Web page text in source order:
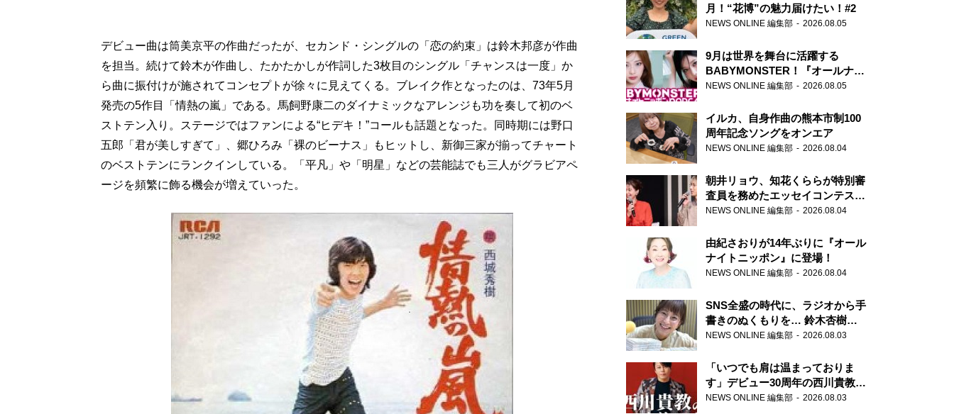
デビュー曲は筒美京平の作曲だったが、セカンド・シングルの「恋の約束」は鈴木邦彦が作曲
を担当。続けて鈴木が作曲し、たかたかしが作詞した3枚目のシングル「チャンスは一度」か
ら曲に振付けが施されてコンセプトが徐々に見えてくる。ブレイク作となったのは、73年5月
発売の5作目「情熱の嵐」である。馬飼野康二のダイナミックなアレンジも功を奏して初のベ
ストテン入り。ステージではファンによる“ヒデキ！”コールも話題となった。同時期には野口
五郎「君が美しすぎて」、郷ひろみ「裸のビーナス」もヒットし、新御三家が揃ってチャート
のベストテンにランクインしている。「平凡」や「明星」などの芸能誌でも三人がグラビアペ
ージを頻繁に飾る機会が増えていった。
月！“花博”の魅力届けたい！#2
NEWS ONLINE 編集部 2026.08.05
9月は世界を舞台に活躍する
BABYMONSTER！『オールナイ
トニッポンPODCAST』月替わり
NEWS ONLINE 編集部 2026.08.05
イルカ、自身作曲の熊本市制100
周年記念ソングをオンエア
NEWS ONLINE 編集部 2026.08.04
朝井リョウ、知花くららが特別審
査員を務めたエッセイコンテスト
の特別番組「#いまあなたに伝え
NEWS ONLINE 編集部 2026.08.04
由紀さおりが14年ぶりに『オール
ナイトニッポン』に登場！
NEWS ONLINE 編集部 2026.08.04
SNS全盛の時代に、ラジオから手
書きのぬくもりを… 鈴木杏樹の
直筆はがきが届く！
郵便局
NEWS ONLINE 編集部 2026.08.03
「いつでも肩は温まっておりま
す」デビュー30周年の西川貴教が
『オールナイトニッポン』に登
NEWS ONLINE 編集部 2026.08.03